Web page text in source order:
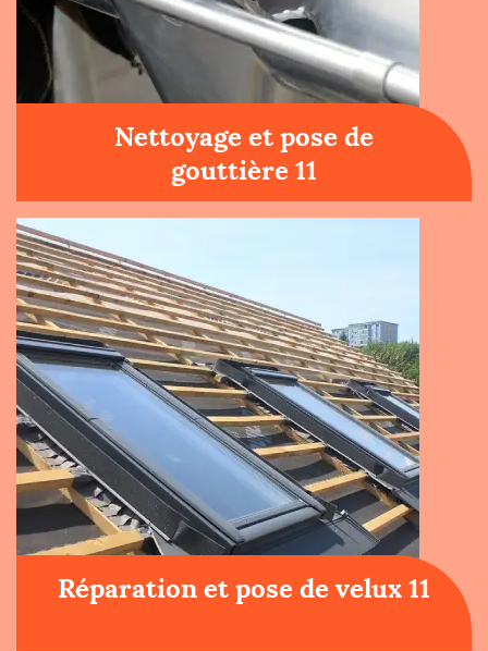
Nettoyage et pose de
gouttière 11
Réparation et pose de velux 11